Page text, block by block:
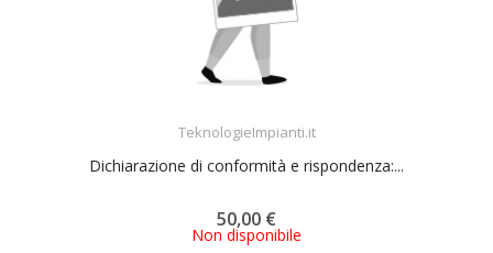
TeknologieImpianti.it
Dichiarazione di conformità e rispondenza:...
50,00 €
Non disponibile